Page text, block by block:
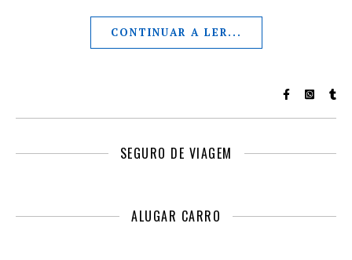
CONTINUAR A LER...
SEGURO DE VIAGEM
ALUGAR CARRO